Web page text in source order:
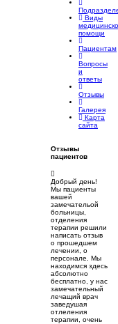
Виды
помощи
Пациентам
Вопросы
и
ответы
Отзывы
Галерея
Карта
сайта
Отзывы
пациентов
Добрый день!
Мы пациенты
вашей
замечательой
больницы,
отделения
терапии решили
написать отзыв
о прошедшем
лечении, о
персонале. Мы
находимся здесь
абсолютно
бесплатно, у нас
замечательный
лечащий врач
заведушая
отлеления
терапии, очень